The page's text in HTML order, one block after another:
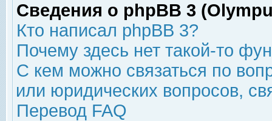
Сведения о phpBB 3
Кто написал phpBB 3?
Почему здесь нет такой-то
С кем можно связаться по
или юридических вопросов,
Перевод FAQ